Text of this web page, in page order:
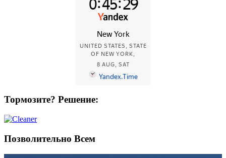
Тормозите? Решение:
Позволительно Всем